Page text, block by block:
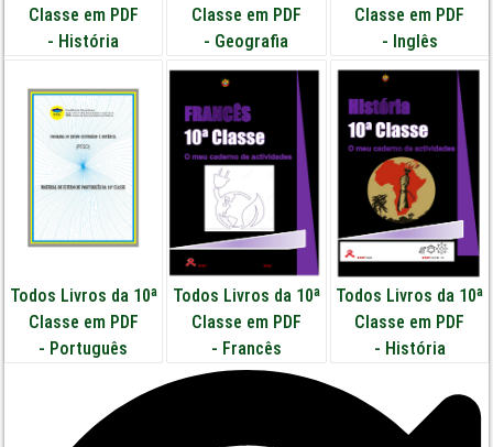
Classe em PDF
- História
Classe em PDF
- Geografia
Classe em PDF
- Inglês
Todos Livros da 10ª
Classe em PDF
- Português
Todos Livros da 10ª
Classe em PDF
- Francês
Todos Livros da 10ª
Classe em PDF
- História